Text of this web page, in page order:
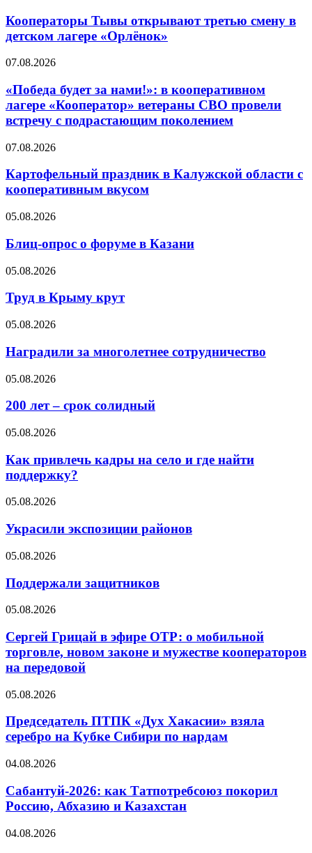
Кооператоры Тывы открывают третью смену в
детском лагере «Орлёнок»
07.08.2026
«Победа будет за нами!»: в кооперативном
лагере «Кооператор» ветераны СВО провели
встречу с подрастающим поколением
07.08.2026
Картофельный праздник в Калужской области с
кооперативным вкусом
05.08.2026
Блиц-опрос о форуме в Казани
05.08.2026
Труд в Крыму крут
05.08.2026
Наградили за многолетнее сотрудничество
05.08.2026
200 лет – срок солидный
05.08.2026
Как привлечь кадры на село и где найти
поддержку?
05.08.2026
Украсили экспозиции районов
05.08.2026
Поддержали защитников
05.08.2026
Сергей Грицай в эфире ОТР: о мобильной
торговле, новом законе и мужестве кооператоров
на передовой
05.08.2026
Председатель ПТПК «Дух Хакасии» взяла
серебро на Кубке Сибири по нардам
04.08.2026
Сабантуй-2026: как Татпотребсоюз покорил
Россию, Абхазию и Казахстан
04.08.2026